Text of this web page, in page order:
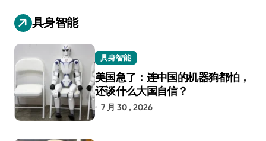
具身智能
具身智能
美国急了：连中国的机器狗都怕，
还谈什么大国自信？
7 月 30 , 2026